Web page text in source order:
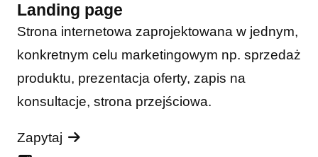
Landing page
Strona internetowa zaprojektowana w jednym,
konkretnym celu marketingowym np. sprzedaż
produktu, prezentacja oferty, zapis na
konsultacje, strona przejściowa.
Zapytaj